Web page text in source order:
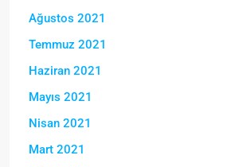
Ağustos 2021
Temmuz 2021
Haziran 2021
Mayıs 2021
Nisan 2021
Mart 2021